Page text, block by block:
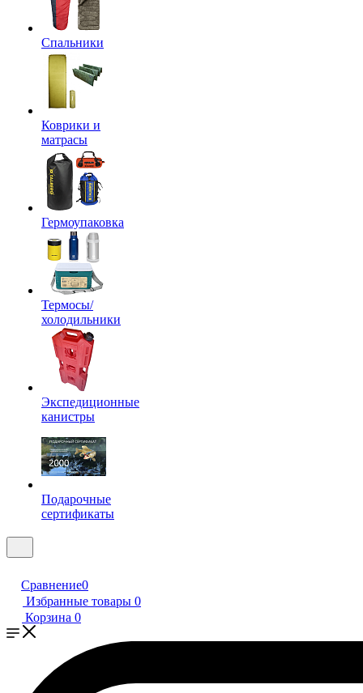
Спальники
Коврики и
матрасы
Гермоупаковка
Термосы/
холодильники
Экспедиционные
канистры
Подарочные
сертификаты
Сравнение0
Избранные товары 0
Корзина 0